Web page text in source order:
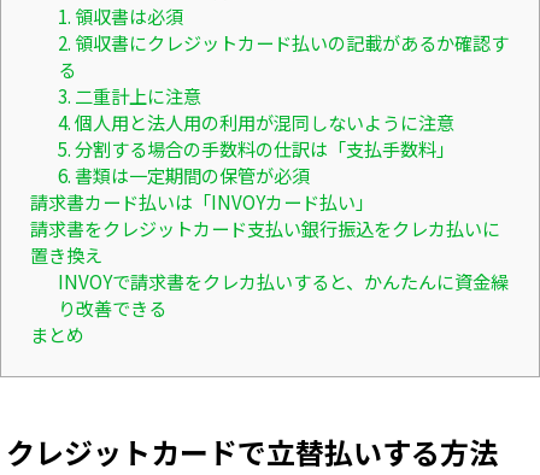
1. 領収書は必須
2. 領収書にクレジットカード払いの記載があるか確認す
る
3. 二重計上に注意
4. 個人用と法人用の利用が混同しないように注意
5. 分割する場合の手数料の仕訳は「支払手数料」
6. 書類は一定期間の保管が必須
請求書カード払いは「INVOYカード払い」
請求書をクレジットカード支払い銀行振込をクレカ払いに
置き換え
INVOYで請求書をクレカ払いすると、かんたんに資金繰
り改善できる
まとめ
クレジットカードで立替払いする方法